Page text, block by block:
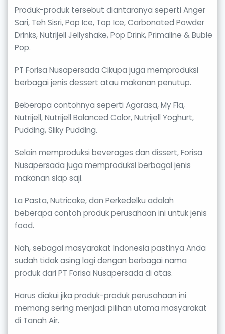
Produk-produk tersebut diantaranya seperti Anger
Sari, Teh Sisri, Pop Ice, Top Ice, Carbonated Powder
Drinks, Nutrijell Jellyshake, Pop Drink, Primaline & Buble
Pop.
PT Forisa Nusapersada Cikupa juga memproduksi
berbagai jenis dessert atau makanan penutup.
Beberapa contohnya seperti Agarasa, My Fla,
Nutrijell, Nutrijell Balanced Color, Nutrijell Yoghurt,
Pudding, Sliky Pudding.
Selain memproduksi beverages dan dissert, Forisa
Nusapersada juga memproduksi berbagai jenis
makanan siap saji.
La Pasta, Nutricake, dan Perkedelku adalah
beberapa contoh produk perusahaan ini untuk jenis
food.
Nah, sebagai masyarakat Indonesia pastinya Anda
sudah tidak asing lagi dengan berbagai nama
produk dari PT Forisa Nusapersada di atas.
Harus diakui jika produk-produk perusahaan ini
memang sering menjadi pilihan utama masyarakat
di Tanah Air.